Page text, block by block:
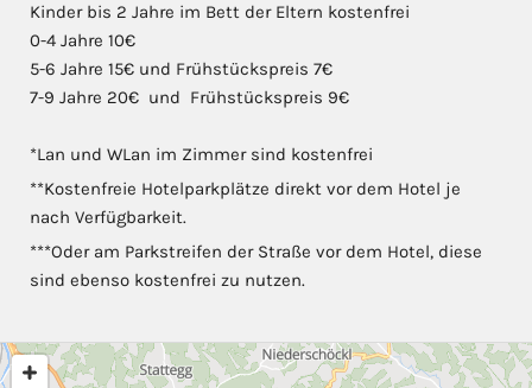
Kinder bis 2 Jahre im Bett der Eltern kostenfrei
0-4 Jahre 10€
5-6 Jahre 15€ und Frühstückspreis 7€
7-9 Jahre 20€ und Frühstückspreis 9€
*Lan und WLan im Zimmer sind kostenfrei
**Kostenfreie Hotelparkplätze direkt vor dem Hotel je
nach Verfügbarkeit.
***Oder am Parkstreifen der Straße vor dem Hotel, diese
sind ebenso kostenfrei zu nutzen.